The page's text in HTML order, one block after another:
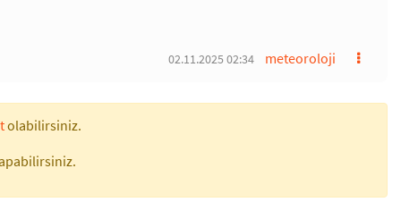
meteoroloji
02.11.2025 02:34
olabilirsiniz.